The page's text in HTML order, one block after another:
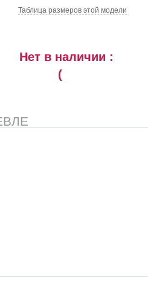
Таблица размеров этой модели
Нет в наличии :
(